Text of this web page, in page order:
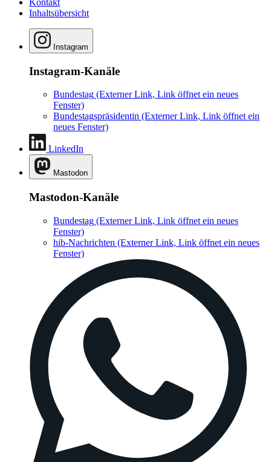
Kontakt
Inhaltsübersicht
Instagram
Instagram-Kanäle
Bundestag (Externer Link, Link öffnet ein neues
Fenster)
Bundestagspräsidentin (Externer Link, Link öffnet ein
neues Fenster)
LinkedIn
Mastodon
Mastodon-Kanäle
Bundestag (Externer Link, Link öffnet ein neues
Fenster)
hib-Nachrichten (Externer Link, Link öffnet ein neues
Fenster)